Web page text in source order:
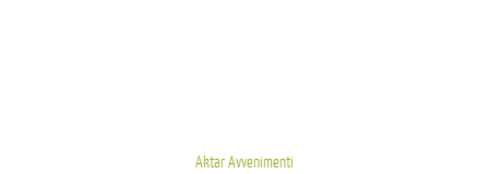
Aktar Avvenimenti